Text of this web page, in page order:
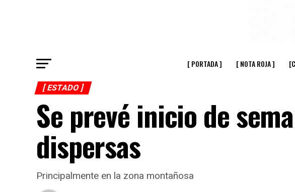
[ PORTADA ] [ NOTA ROJA ]
[ ESTADO ]
Se prevé inicio de
dispersas
Principalmente en la zona montañosa